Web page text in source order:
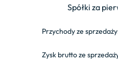
Spółki za
Przychody ze
Zysk brutto ze